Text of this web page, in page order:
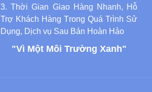
3. Thời Gian Giao Hàng Nhanh, Hỗ
Trợ Khách Hàng Trong Quá Trình Sử
Dụng, Dịch vụ Sau Bán Hoàn Hảo
"Vì Một Môi Trường Xanh"